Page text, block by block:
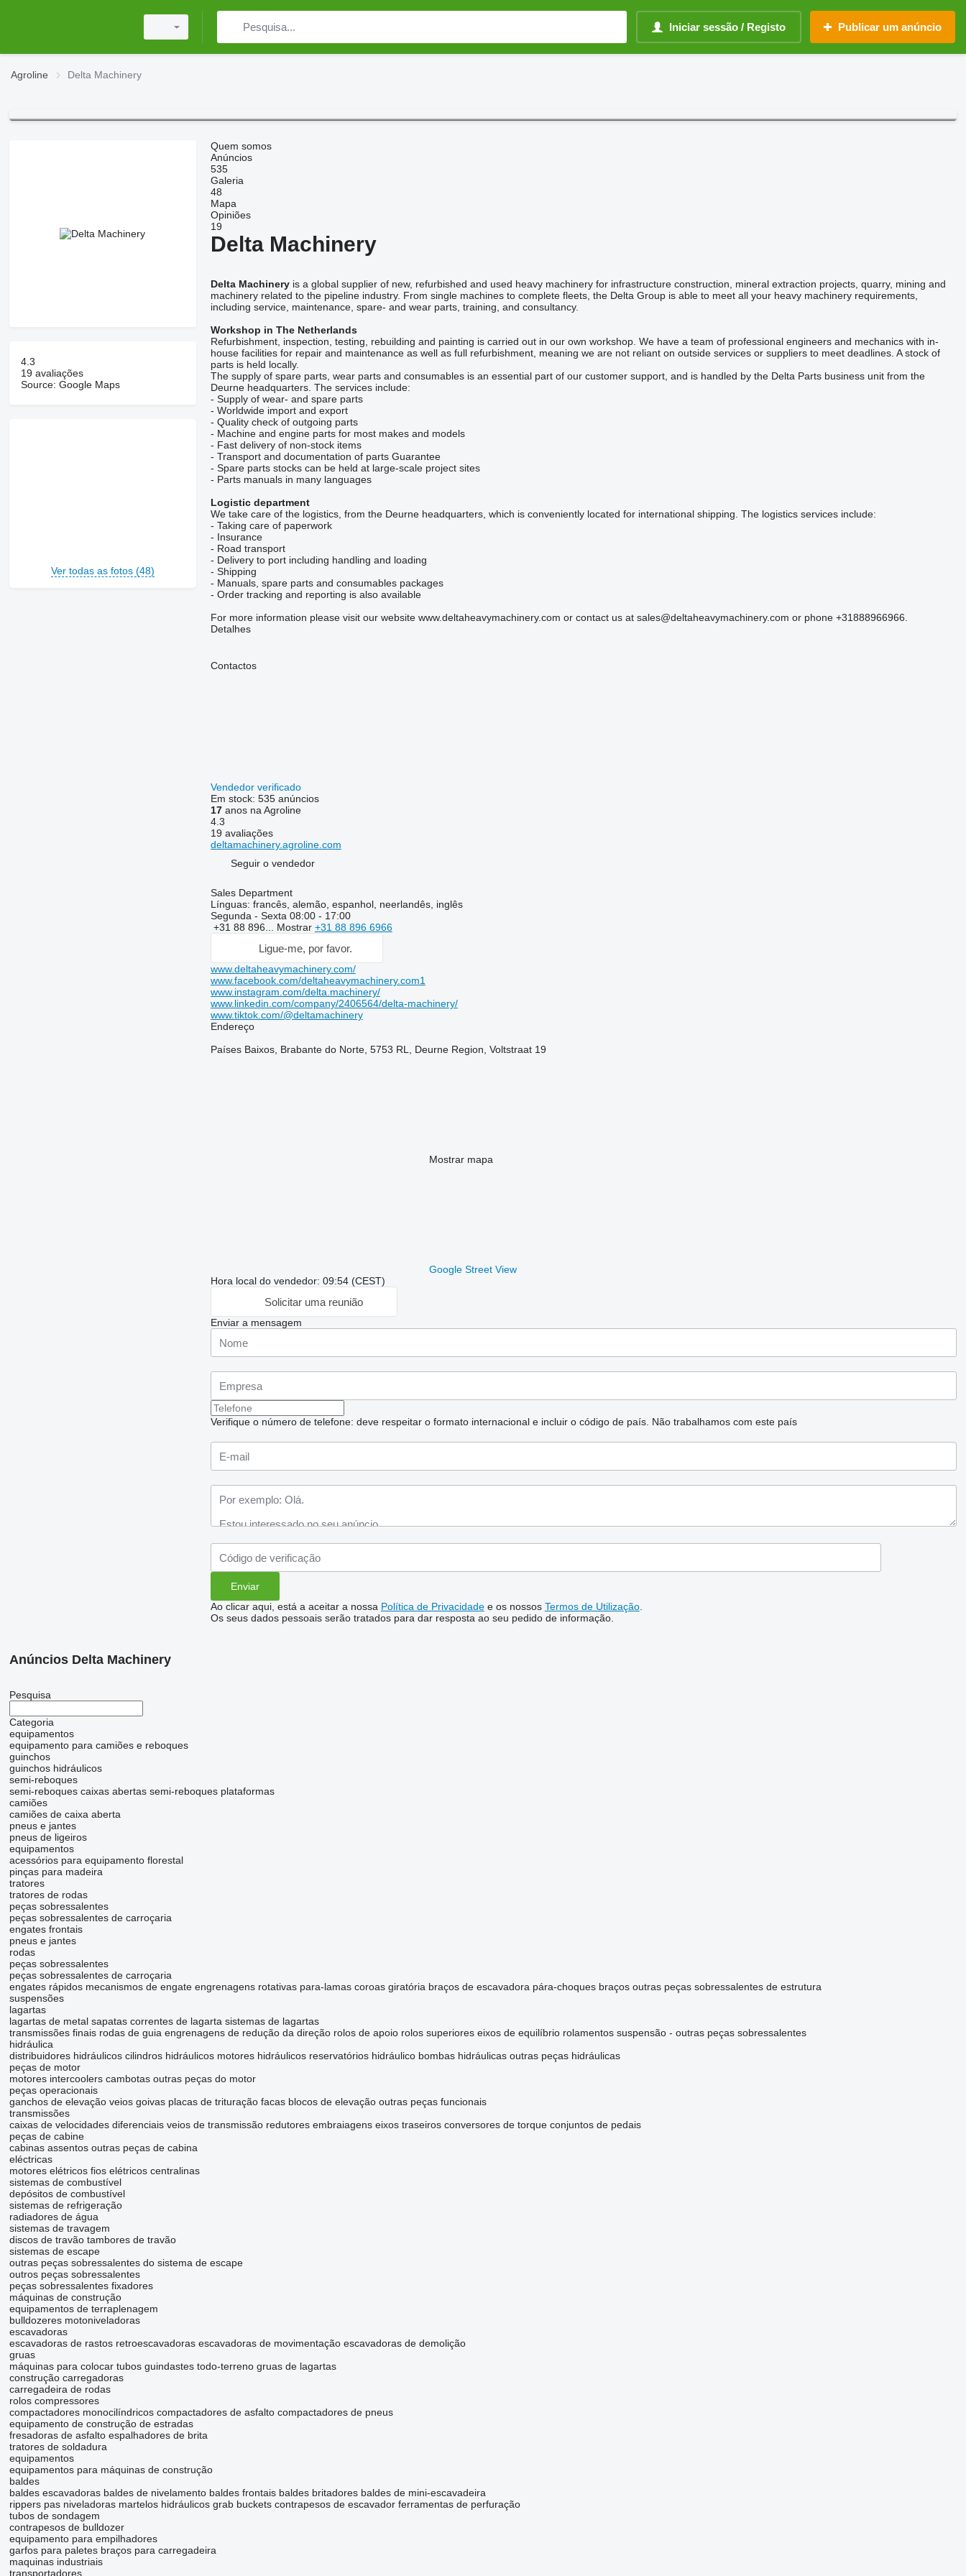
Iniciar sessão / Registo Publicar um anúncio
Agroline Delta Machinery
4.3
19 avaliações
Source: Google Maps
Ver todas as fotos (48)
Quem somos
Anúncios
535
Galeria
48
Mapa
Opiniões
19
Delta Machinery
Delta Machineryis a global supplier of new, refurbished and used heavy machinery for infrastructure construction, mineral extraction projects, quarry, mining and
machinery related to the pipeline industry. From single machines to complete fleets, the Delta Group is able to meet all your heavy machinery requirements,
including service, maintenance, spare- and wear parts, training, and consultancy.
Workshop in The Netherlands
Refurbishment, inspection, testing, rebuilding and painting is carried out in our own workshop. We have a team of professional engineers and mechanics with in-
house facilities for repair and maintenance as well as full refurbishment, meaning we are not reliant on outside services or suppliers to meet deadlines. A stock of
parts is held locally.
The supply of spare parts, wear parts and consumables is an essential part of our customer support, and is handled by the Delta Parts business unit from the
Deurne headquarters. The services include:
- Supply of wear- and spare parts
- Worldwide import and export
- Quality check of outgoing parts
- Machine and engine parts for most makes and models
- Fast delivery of non-stock items
- Transport and documentation of parts Guarantee
- Spare parts stocks can be held at large-scale project sites
- Parts manuals in many languages
Logistic department
We take care of the logistics, from the Deurne headquarters, which is conveniently located for international shipping. The logistics services include:
- Taking care of paperwork
- Insurance
- Road transport
- Delivery to port including handling and loading
- Shipping
- Manuals, spare parts and consumables packages
- Order tracking and reporting is also available
For more information please visit our website www.deltaheavymachinery.com or contact us at sales@deltaheavymachinery.com or phone +31888966966.
Detalhes
Contactos
Vendedor verificado
Em stock: 535 anúncios
17anos na Agroline
4.3
19 avaliações
deltamachinery.agroline.com
Seguir o vendedor
Sales Department
Línguas: francês, alemão, espanhol, neerlandês, inglês
Segunda - Sexta 08:00 - 17:00
+31 88 896... Mostrar +31 88 896 6966
Ligue-me, por favor.
www.deltaheavymachinery.com/
www.facebook.com/deltaheavymachinery.com1
www.instagram.com/delta.machinery/
www.linkedin.com/company/2406564/delta-machinery/
www.tiktok.com/@deltamachinery
Endereço
Países Baixos, Brabante do Norte, 5753 RL, Deurne Region, Voltstraat 19
Mostrar mapa
Google Street View
Hora local do vendedor: 09:54 (CEST)
Solicitar uma reunião
Enviar a mensagem
Verifique o número de telefone: deve respeitar o formato internacional e incluir o código de país. Não trabalhamos com este país
Ao clicar aqui, está a aceitar a nossa Política de Privacidadee os nossos Termos de Utilização.
Os seus dados pessoais serão tratados para dar resposta ao seu pedido de informação.
Anúncios Delta Machinery
Pesquisa
Categoria
equipamentos
equipamento para camiões e reboques
guinchos
guinchos hidráulicos
semi-reboques
semi-reboques caixas abertas semi-reboques plataformas
camiões
camiões de caixa aberta
pneus e jantes
pneus de ligeiros
equipamentos
acessórios para equipamento florestal
pinças para madeira
tratores
tratores de rodas
peças sobressalentes
peças sobressalentes de carroçaria
engates frontais
pneus e jantes
rodas
peças sobressalentes
peças sobressalentes de carroçaria
engates rápidos mecanismos de engate engrenagens rotativas para-lamas coroas giratória braços de escavadora pára-choques braços outras peças sobressalentes de estrutura
suspensões
lagartas
lagartas de metal sapatas correntes de lagarta sistemas de lagartas
transmissões finais rodas de guia engrenagens de redução da direção rolos de apoio rolos superiores eixos de equilíbrio rolamentos suspensão - outras peças sobressalentes
hidráulica
distribuidores hidráulicos cilindros hidráulicos motores hidráulicos reservatórios hidráulico bombas hidráulicas outras peças hidráulicas
peças de motor
motores intercoolers cambotas outras peças do motor
peças operacionais
ganchos de elevação veios goivas placas de trituração facas blocos de elevação outras peças funcionais
transmissões
caixas de velocidades diferenciais veios de transmissão redutores embraiagens eixos traseiros conversores de torque conjuntos de pedais
peças de cabine
cabinas assentos outras peças de cabina
eléctricas
motores elétricos fios elétricos centralinas
sistemas de combustível
depósitos de combustível
sistemas de refrigeração
radiadores de água
sistemas de travagem
discos de travão tambores de travão
sistemas de escape
outras peças sobressalentes do sistema de escape
outros peças sobressalentes
peças sobressalentes fixadores
máquinas de construção
equipamentos de terraplenagem
bulldozeres motoniveladoras
escavadoras
escavadoras de rastos retroescavadoras escavadoras de movimentação escavadoras de demolição
gruas
máquinas para colocar tubos guindastes todo-terreno gruas de lagartas
construção carregadoras
carregadeira de rodas
rolos compressores
compactadores monocilíndricos compactadores de asfalto compactadores de pneus
equipamento de construção de estradas
fresadoras de asfalto espalhadores de brita
tratores de soldadura
equipamentos
equipamentos para máquinas de construção
baldes
baldes escavadoras baldes de nivelamento baldes frontais baldes britadores baldes de mini-escavadeira
rippers pas niveladoras martelos hidráulicos grab buckets contrapesos de escavador ferramentas de perfuração
tubos de sondagem
contrapesos de bulldozer
equipamento para empilhadores
garfos para paletes braços para carregadeira
maquinas industriais
transportadores